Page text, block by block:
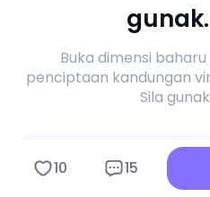
Buka dimensi
penciptaan kandungan
Sila
10 15